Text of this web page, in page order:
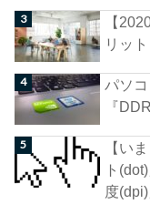
【
リッ
パソ
『
【い
ト
度